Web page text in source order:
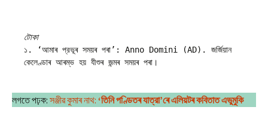
টোকা
১. ‘আমাৰ প্রভূৰ সময়ৰ পৰা’: Anno Domini (AD). জর্জিয়ান
কেলেণ্ডাৰ আৰম্ভ হয় যীশুৰ জন্মৰ সময়ৰ পৰা।
লগতে পঢ়ক: সঞ্জীৱ কুমাৰ নাথ: ‘তিনি পণ্ডিতৰ যাত্রা’ৰে এলিয়টৰ কবিতাত এভুমুকি